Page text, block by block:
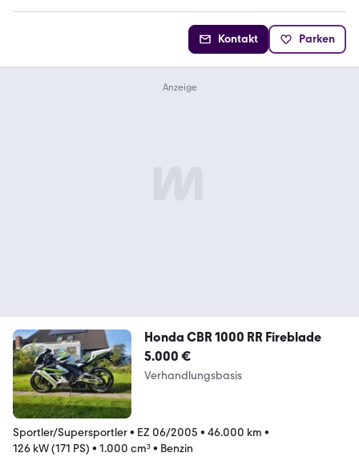
Kontakt Parken
Honda CBR 1000 RR Fireblade
5.000 €
Verhandlungsbasis
Sportler/Supersportler• EZ 06/2005 • 46.000 km •
126 kW (171 PS) • 1.000 cm³• Benzin